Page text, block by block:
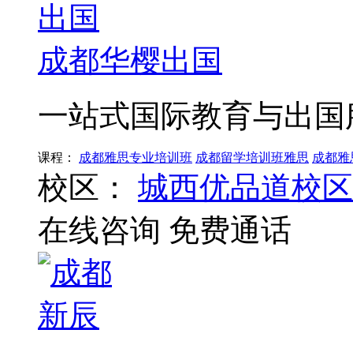
成都华樱出国
一站式国际教育与出
课程： 成都雅思专业培训班 成都留学培训班雅思 成都
校区：
城西优品道校区
在线咨询 免费通话